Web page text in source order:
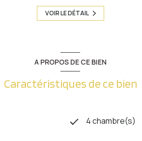
VOIR LE DÉTAIL
A PROPOS DE CE BIEN
Caractéristiques de ce bien
4 chambre(s)